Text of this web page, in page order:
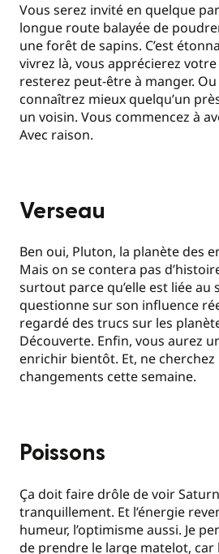
Vous serez invité en quelque
longue route balayée de
une forêt de sapins. C’est
vivrez là, vous apprécierez
resterez peut-être à manger. Ou
connaîtrez mieux quelqu’un
un voisin. Vous commencez à
Avec raison.
Verseau
Ben oui, Pluton, la planète des
Mais on se contera pas
surtout parce qu’elle est liée au
questionne sur son influence
regardé des trucs sur les
Découverte. Enfin, vous aurez
enrichir bientôt. Et, ne
changements cette semaine.
Poissons
Ça doit faire drôle de voir
tranquillement. Et l’énergie
humeur, l’optimisme aussi. Je
de prendre le large matelot, car